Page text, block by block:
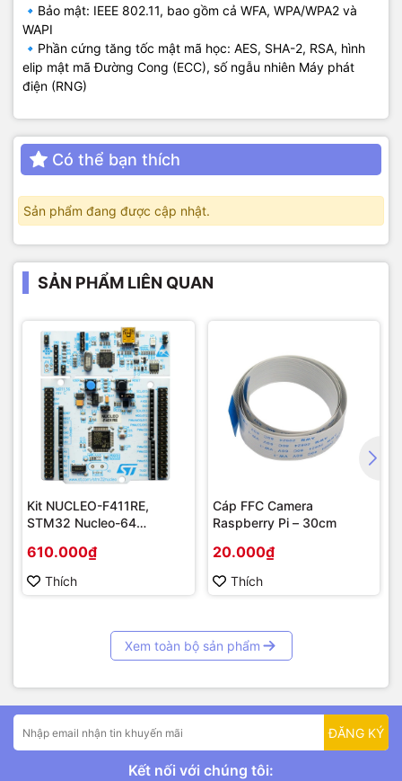
🔹Bảo mật: IEEE 802.11, bao gồm cả WFA, WPA/WPA2 và
WAPI
🔹Phần cứng tăng tốc mật mã học: AES, SHA-2, RSA, hình
elip mật mã Đường Cong (ECC), số ngẫu nhiên Máy phát
điện (RNG)
Có thể bạn thích
Sản phẩm đang được cập nhật.
SẢN PHẨM LIÊN QUAN
Kit NUCLEO-F411RE,
STM32 Nucleo-64
610.000₫
Thích
Cáp FFC Camera
Raspberry Pi – 30cm
20.000₫
Thích
Xem toàn bộ sản phẩm
ĐĂNG KÝ
Kết nối với chúng tôi: